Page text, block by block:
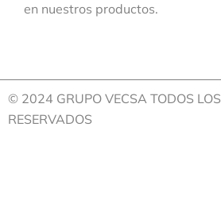
en nuestros productos.
© 2024 GRUPO VECSA TODOS
RESERVADOS